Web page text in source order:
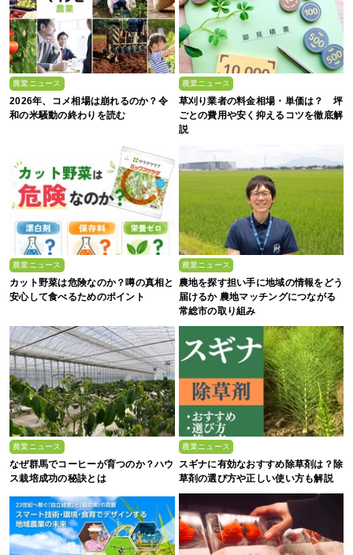
農業ニュース
2026年、コメ相場は崩れるのか？令
和の米騒動の終わりを読む
農業ニュース
草刈り業者の料金相場・単価は？ 坪
ごとの費用や安く抑えるコツを徹底解
説
農業ニュース
カット野菜は危険なのか？噂の真相と
安心して食べるためのポイント
農業ニュース
農地を探す担い手に地域の情報をどう
届けるか 農地マッチングにつながる
常総市の取り組み
農業ニュース
なぜ群馬でコーヒーが育つのか？ハウ
ス栽培成功の秘訣とは
農業ニュース
スギナに有効なおすすめ除草剤は？除
草剤の選び方や正しい使い方も解説